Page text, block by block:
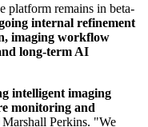
platform remains in beta-
internal refinement
imaging workflow
long-term AI
intelligent imaging
monitoring and
Marshall Perkins. "We